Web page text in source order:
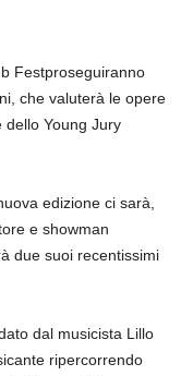
Festproseguiranno
che valuterà le opere
dello Young Jury
edizione ci sarà,
e showman
due suoi recentissimi
dal musicista Lillo
ripercorrendo